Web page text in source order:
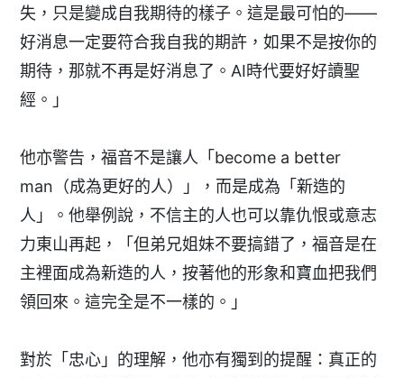
失，只是變成自我期待的樣子。這是最可怕的——
好消息一定要符合我自我的期許，如果不是按你的
期待，那就不再是好消息了。AI時代要好好讀聖
經。」
他亦警告，福音不是讓人「become a better
man（成為更好的人）」，而是成為「新造的
人」。他舉例說，不信主的人也可以靠仇恨或意志
力東山再起，「但弟兄姐妹不要搞錯了，福音是在
主裡面成為新造的人，按著他的形象和寶血把我們
領回來。這完全是不一樣的。」
對於「忠心」的理解，他亦有獨到的提醒：真正的